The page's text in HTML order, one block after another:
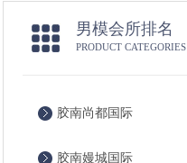
男模会所排名
PRODUCT CATEGORIES
胶南尚都国际
胶南嫚城国际